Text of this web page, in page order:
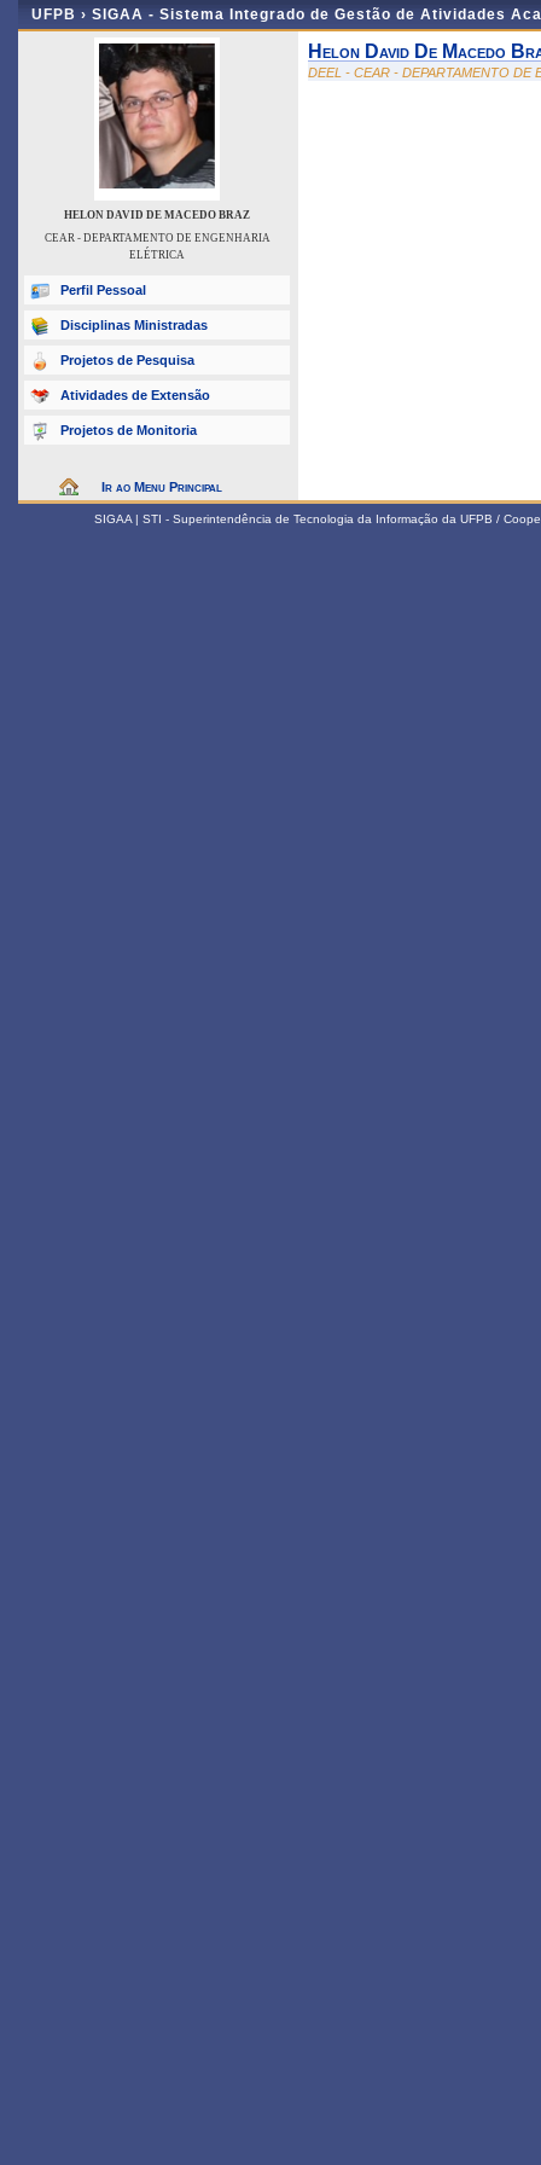
UFPB › SIGAA - Sistema Integrado de Gestão de Atividades
HELON DAVID DE MACEDO BRAZ
CEAR - DEPARTAMENTO DE ENGENHARIA
ELÉTRICA
Perfil Pessoal
Disciplinas Ministradas
Projetos de Pesquisa
Atividades de Extensão
Projetos de Monitoria
Ir ao Menu Principal
Helon David De Macedo
DEEL - CEAR - DEPARTAMENTO DE
SIGAA | STI - Superintendência de Tecnologia da Informação da UFPB /